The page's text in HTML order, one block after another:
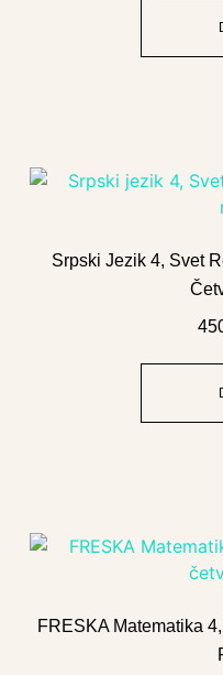
Srpski Jezik 4, Svet
FRESKA Matematika